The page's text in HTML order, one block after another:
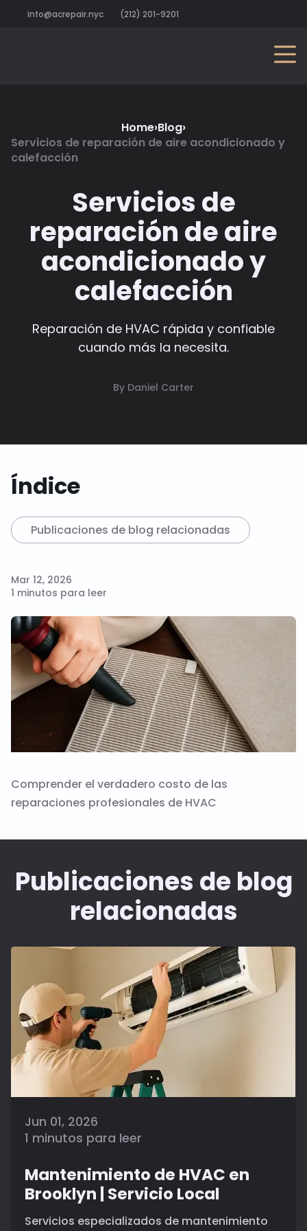
info@acrepair.nyc (212) 201-9201
Home›Blog›
Servicios de reparación de aire acondicionado y
calefacción
Servicios de
reparación de aire
acondicionado y
calefacción
Reparación de HVAC rápida y confiable
cuando más la necesita.
By Daniel Carter
Índice
Publicaciones de blog relacionadas
Mar 12, 2026
1 minutos para leer
Comprender el verdadero costo de las
reparaciones profesionales de HVAC
Publicaciones de blog
relacionadas
Jun 01, 2026
1 minutos para leer
Mantenimiento de HVAC en
Brooklyn | Servicio Local
Servicios especializados de mantenimiento